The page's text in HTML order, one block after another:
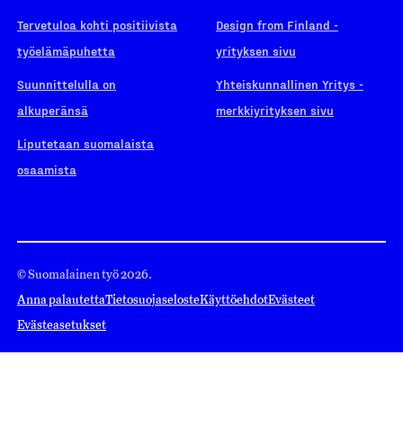
Tervetuloa kohti positiivista
työelämäpuhetta
Suunnittelulla on
alkuperänsä
Liputetaan suomalaista
osaamista
Design from Finland -
yrityksen sivu
Yhteiskunnallinen Yritys -
merkkiyrityksen sivu
© Suomalainen työ 2026.
Anna palautettaTietosuojaselosteKäyttöehdotEvästeet
Evästeasetukset